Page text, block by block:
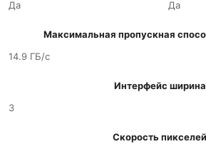
Да
Да
Максимальная пропускная
14.9 ГБ/с
Интерфейс ширина
3
Скорость пикселей